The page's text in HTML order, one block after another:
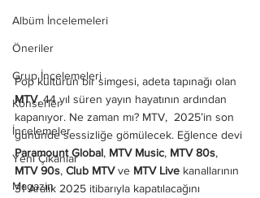
Albüm İncelemeleri
Öneriler
Grup İncelemeleri
Konserler
İncelemeler
Yeni Çıkanlar
Magazin
Pop kültürün bir simgesi, adeta tapınağı olan
MTV, 44 yıl süren yayın hayatının ardından
kapanıyor. Ne zaman mı? MTV,  2025’in son
gününde sessizliğe gömülecek. Eğlence devi
Paramount Global, MTV Music, MTV 80s,
MTV 90s, Club MTV ve MTV Live kanallarının
31 Aralık 2025 itibarıyla kapatılacağını